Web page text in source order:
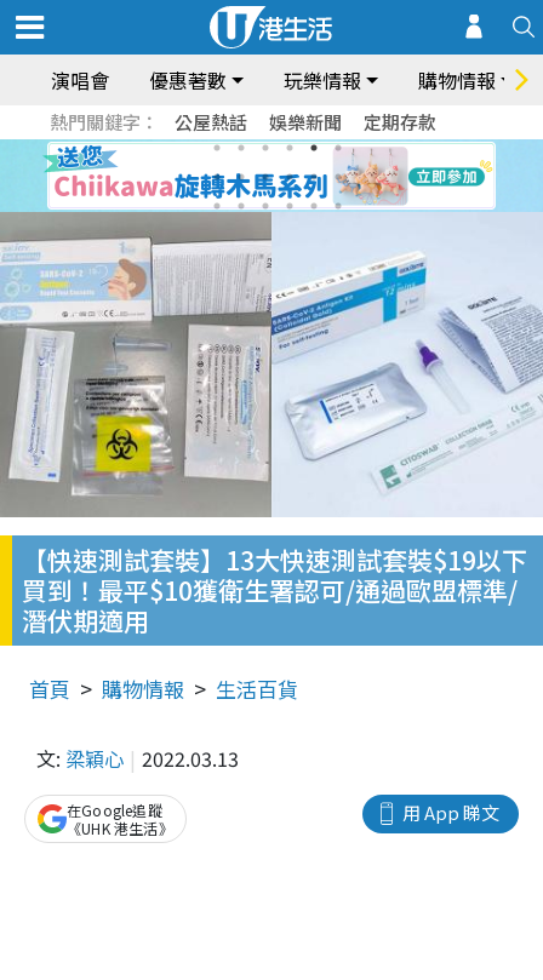
演唱會 優惠著數 玩樂情報 購物情報
熱門關鍵字： 公屋熱話 娛樂新聞 定期存款
【快速測試套裝】13大快速測試套裝$19以下
買到！最平$10獲衛生署認可/通過歐盟標準/
潛伏期適用
首頁 購物情報 生活百貨
文: 梁穎心 2022.03.13
用 App 睇文
在Google追蹤
《UHK 港生活》